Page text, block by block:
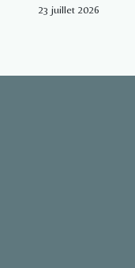
23 juillet 2026